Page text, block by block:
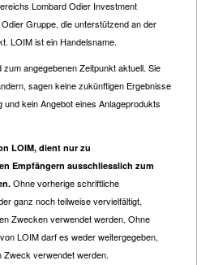
Lombard Odier Investment
Gruppe, die unterstützend an der
LOIM ist ein Handelsname.
angegebenen Zeitpunkt aktuell. Sie
sagen keine zukünftigen Ergebnisse
kein Angebot eines Anlageprodukts
LOIM, dient nur zu
Empfängern ausschliesslich zum
Ohne vorherige schriftliche
ganz noch teilweise vervielfältigt,
Zwecken verwendet werden. Ohne
LOIM darf es weder weitergegeben,
Zweck verwendet werden.